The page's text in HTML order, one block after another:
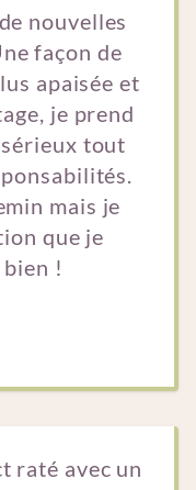
nouvelles
façon de
apaisée et
je prend
sérieux tout
mais je
que je
!
raté avec un